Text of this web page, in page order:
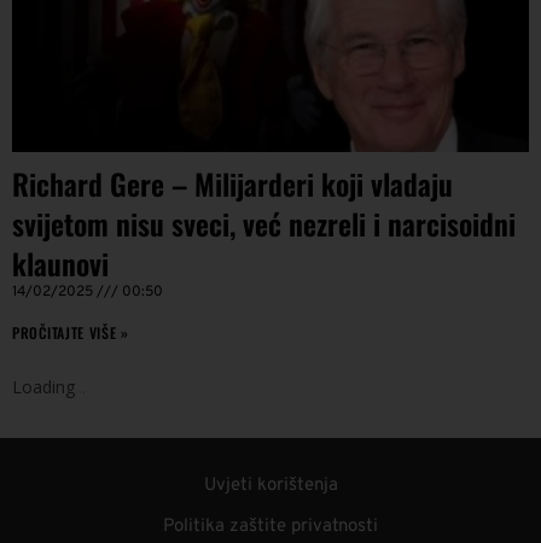
Richard Gere – Milijarderi koji vladaju
svijetom nisu sveci, već nezreli i narcisoidni
klaunovi
14/02/2025 00:50
PROČITAJTE VIŠE »
Loading
Uvjeti korištenja
Politika zaštite privatnosti